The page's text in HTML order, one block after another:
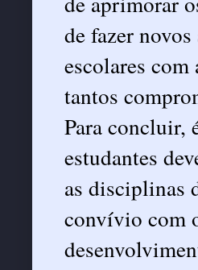
de fazer
escolares
tantos
Para concluir,
estudantes
as disciplinas
convívio com